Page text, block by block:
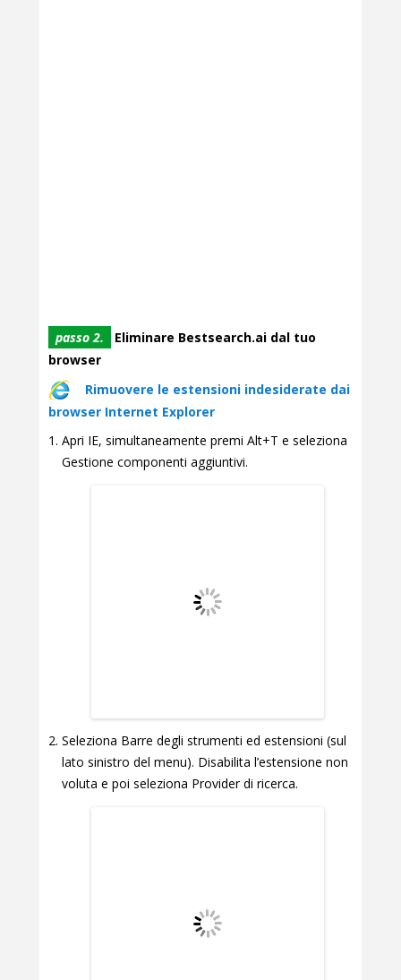
passo 2.
Eliminare Bestsearch.ai dal tuo
browser
Rimuovere le estensioni indesiderate dai
browser Internet Explorer
Apri IE, simultaneamente premi Alt+T e seleziona
Gestione componenti aggiuntivi.
Seleziona Barre degli strumenti ed estensioni (sul
lato sinistro del menu). Disabilita l’estensione non
voluta e poi seleziona Provider di ricerca.